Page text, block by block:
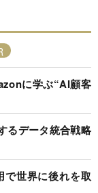
に学ぶ“AI顧客
るデータ統合戦略
で世界に後れを取